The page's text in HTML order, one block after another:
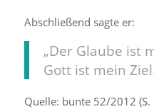
Abschließend sagte er:
„Der Glaube ist
Gott ist mein
Quelle: bunte 52/2012 (S.